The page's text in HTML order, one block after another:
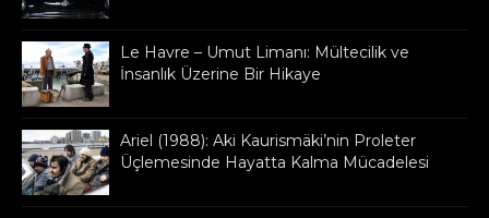
Le Havre – Umut Limanı: Mültecilik ve
İnsanlık Üzerine Bir Hikaye
Ariel (1988): Aki Kaurismäki’nin Proleter
Üçlemesinde Hayatta Kalma Mücadelesi